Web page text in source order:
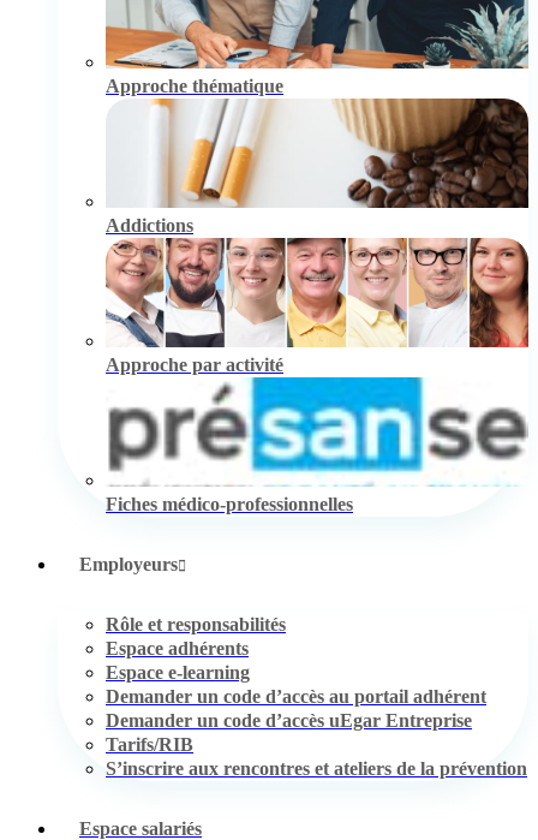
Approche thématique
Addictions
Approche par activité
Fiches médico-professionnelles
Employeurs
Rôle et responsabilités
Espace adhérents
Espace e-learning
Demander un code d’accès au portail adhérent
Demander un code d’accès uEgar Entreprise
Tarifs/RIB
S’inscrire aux rencontres et ateliers de la prévention
Espace salariés